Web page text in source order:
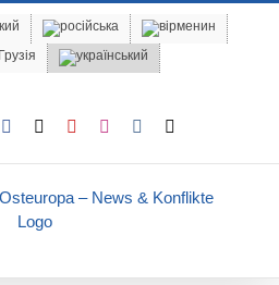
Facebook YouTubeInstagram